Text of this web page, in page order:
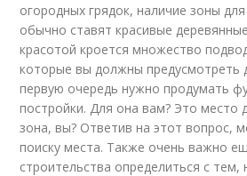
огородных грядок, наличие зоны
обычно ставят красивые
красотой кроется множество
которые вы должны предусмотреть
первую очередь нужно продумать
постройки. Для она вам? Это место
зона, вы? Ответив на этот вопрос,
поиску места. Также очень важно
строительства определиться с тем,